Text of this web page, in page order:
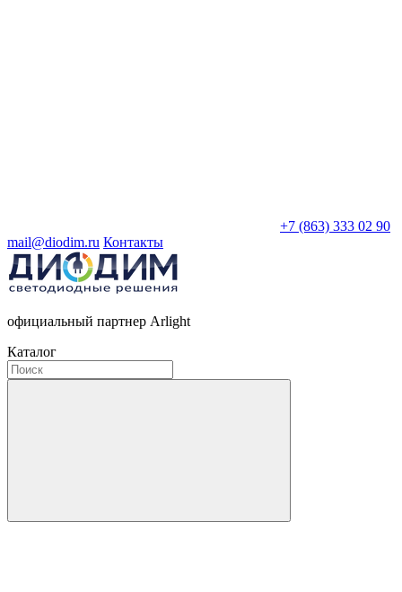
+7 (863) 333 02 90
mail@diodim.ru Контакты
официальный партнер Arlight
Каталог